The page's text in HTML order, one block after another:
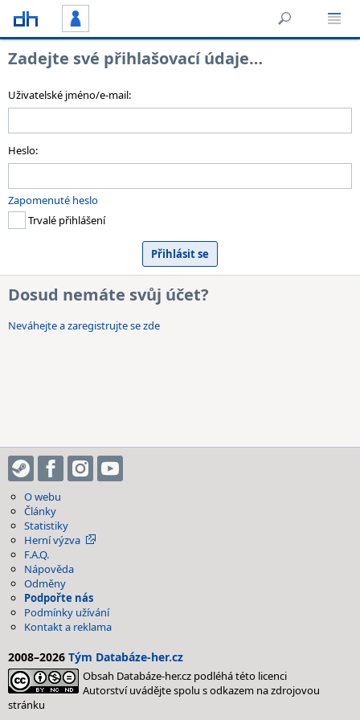
Zadejte své přihlašovací údaje…
Uživatelské jméno/e-mail:
Heslo:
Zapomenuté heslo
Trvalé přihlášení
Dosud nemáte svůj účet?
Neváhejte a zaregistrujte se zde
O webu
Články
Statistiky
Herní výzva
F.A.Q.
Nápověda
Odměny
Podpořte nás
Podmínky užívání
Kontakt a reklama
2008–2026 Tým Databáze-her.cz
Obsah Databáze-her.cz podléhá této licenci
Autorství uvádějte spolu s odkazem na zdrojovou
stránku